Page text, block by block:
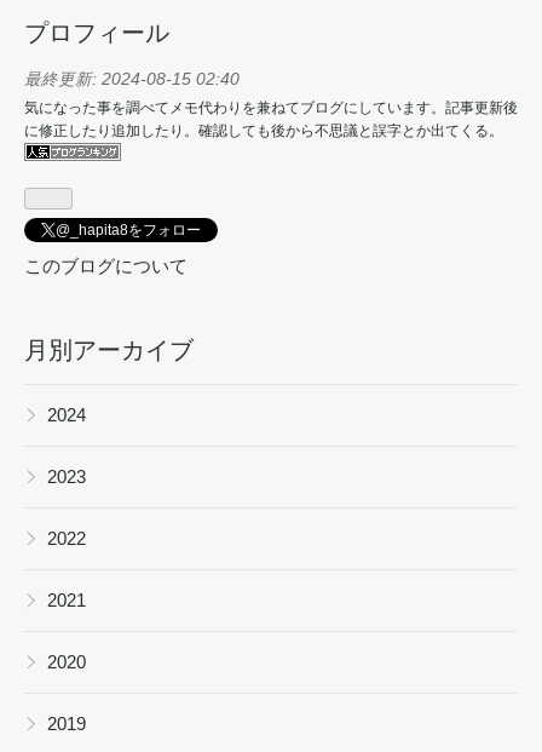
プロフィール
最終更新: 2024-08-15 02:40
気になった事を調べてメモ代わりを兼ねてブログにしています。記事更新後
に修正したり追加したり。確認しても後から不思議と誤字とか出てくる。
@_hapita8をフォロー
このブログについて
月別アーカイブ
▶ 2024
▶ 2023
▶ 2022
▶ 2021
▶ 2020
▶ 2019